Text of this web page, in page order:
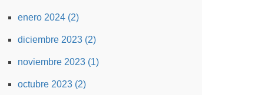
enero 2024 (2)
diciembre 2023 (2)
noviembre 2023 (1)
octubre 2023 (2)